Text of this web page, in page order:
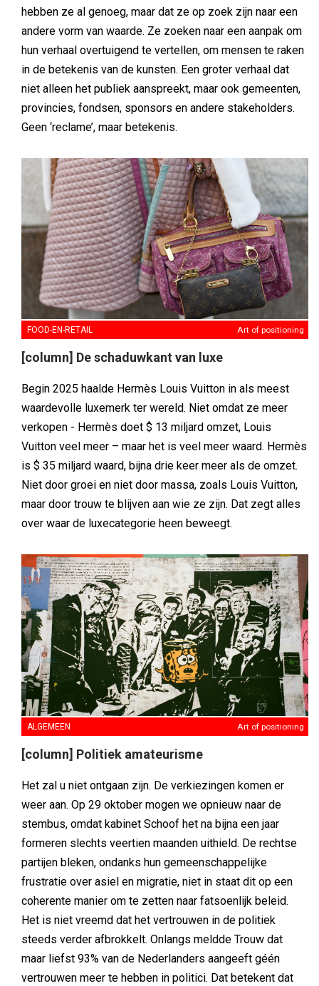
hebben ze al genoeg, maar dat ze op zoek zijn naar een
andere vorm van waarde. Ze zoeken naar een aanpak om
hun verhaal overtuigend te vertellen, om mensen te raken
in de betekenis van de kunsten. Een groter verhaal dat
niet alleen het publiek aanspreekt, maar ook gemeenten,
provincies, fondsen, sponsors en andere stakeholders.
Geen ‘reclame’, maar betekenis.
FOOD-EN-RETAIL Art of positioning
[column] De schaduwkant van luxe
Begin 2025 haalde Hermès Louis Vuitton in als meest
waardevolle luxemerk ter wereld. Niet omdat ze meer
verkopen - Hermès doet $ 13 miljard omzet, Louis
Vuitton veel meer – maar het is veel meer waard. Hermès
is $ 35 miljard waard, bijna drie keer meer als de omzet.
Niet door groei en niet door massa, zoals Louis Vuitton,
maar door trouw te blijven aan wie ze zijn. Dat zegt alles
over waar de luxecategorie heen beweegt.
ALGEMEEN Art of positioning
[column] Politiek amateurisme
Het zal u niet ontgaan zijn. De verkiezingen komen er
weer aan. Op 29 oktober mogen we opnieuw naar de
stembus, omdat kabinet Schoof het na bijna een jaar
formeren slechts veertien maanden uithield. De rechtse
partijen bleken, ondanks hun gemeenschappelijke
frustratie over asiel en migratie, niet in staat dit op een
coherente manier om te zetten naar fatsoenlijk beleid.
Het is niet vreemd dat het vertrouwen in de politiek
steeds verder afbrokkelt. Onlangs meldde Trouw dat
maar liefst 93% van de Nederlanders aangeeft géén
vertrouwen meer te hebben in politici. Dat betekent dat